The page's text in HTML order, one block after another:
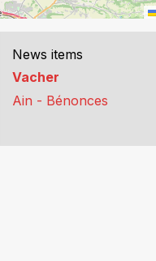
News items
Vacher
Ain - Bénonces